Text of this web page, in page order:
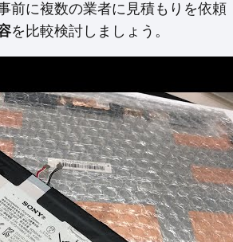
前に複数の業者に見積もりを依頼
を比較検討しましょう。